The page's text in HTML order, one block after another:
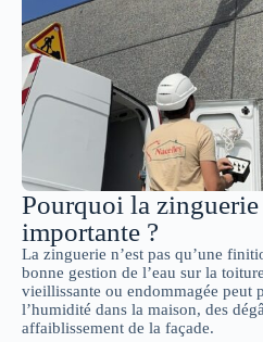
Pourquoi la zinguerie
importante ?
La zinguerie n’est pas qu’une
bonne gestion de l’eau sur la
vieillissante ou endommagée peut
l’humidité dans la maison, des
affaiblissement de la façade.